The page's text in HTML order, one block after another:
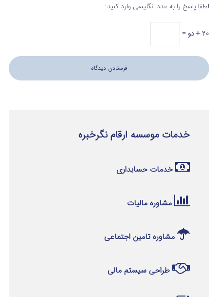
لطفا پاسخ را به عدد انگلیسی وارد کنید:
20 + دو =
خدمات موسسه ارقام نگرخبره
خدمات حسابداری
مشاوره مالیات
مشاوره تامین اجتماعی
طراحی سیستم مالی